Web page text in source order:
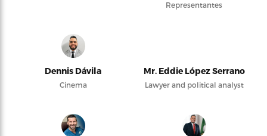
Representantes
Dennis Dávila
Cinema
Mr. Eddie López Serrano
Lawyer and political analyst